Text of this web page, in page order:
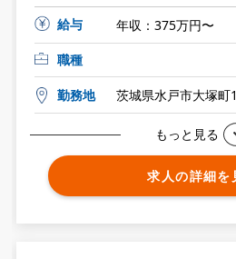
給与
年収：375万円〜
職種
勤務地 茨城県水戸市大塚町
もっと見る
求人の詳細を